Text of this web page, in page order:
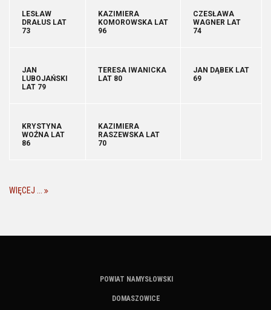
LESŁAW
DRAŁUS LAT
73
KAZIMIERA
KOMOROWSKA LAT
96
CZESŁAWA
WAGNER LAT
74
JAN
LUBOJAŃSKI
LAT 79
TERESA IWANICKA
LAT 80
JAN DĄBEK LAT
69
KRYSTYNA
WOŹNA LAT
86
KAZIMIERA
RASZEWSKA LAT
70
WIĘCEJ ...
POWIAT NAMYSŁOWSKI
DOMASZOWICE